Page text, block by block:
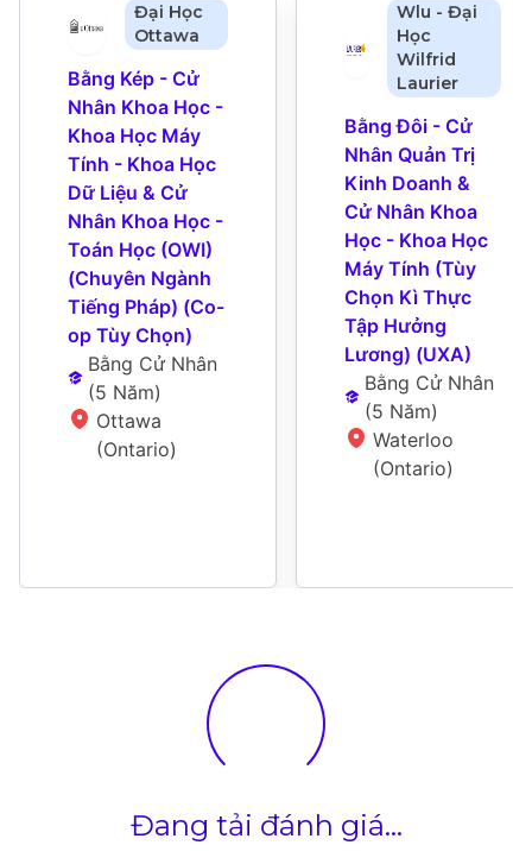
Đại Học
Ottawa
Bằng Kép - Cử
Nhân Khoa Học -
Khoa Học Máy
Tính - Khoa Học
Dữ Liệu & Cử
Nhân Khoa Học -
Toán Học (OWI)
(Chuyên Ngành
Tiếng Pháp) (Co-
op Tùy Chọn)
Bằng Cử Nhân
(5 Năm)
Ottawa
(Ontario)
Wlu - Đại
Học
Wilfrid
Laurier
Bằng Đôi - Cử
Nhân Quản Trị
Kinh Doanh &
Cử Nhân Khoa
Học - Khoa Học
Máy Tính (Tùy
Chọn Kì Thực
Tập Hưởng
Lương) (UXA)
Bằng Cử Nhân
(5 Năm)
Waterloo
(Ontario)
Đang tải đánh giá...